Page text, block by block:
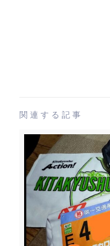
関連する記事